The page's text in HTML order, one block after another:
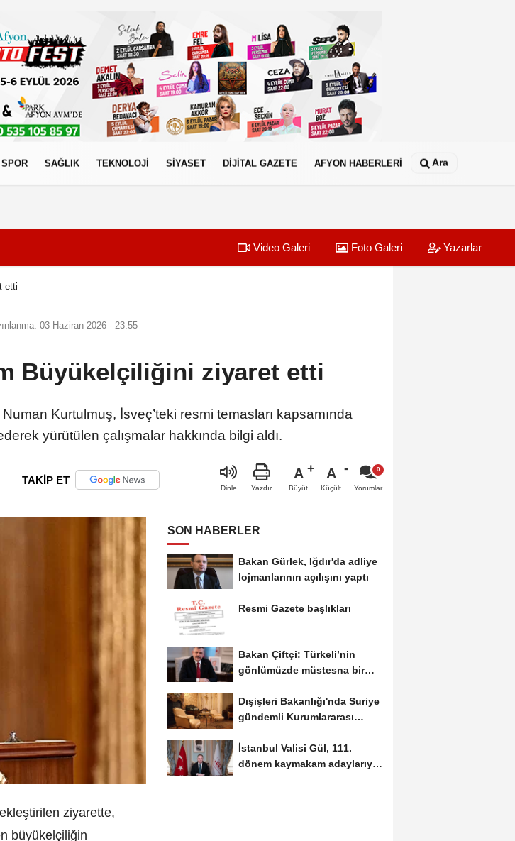
SPOR SAĞLIK TEKNOLOJİ SİYASET DİJİTAL GAZETE AFYON HABERLERİ Ara
Video Galeri Foto Galeri Yazarlar
etti
03 Haziran 2026 - 23:55
Büyükelçiliğini ziyaret etti
Kurtulmuş, İsveç’teki resmi temasları kapsamında
yürütülen çalışmalar hakkında bilgi aldı.
TAKİP ET
Dinle Yazdır
A
Büyüt
A
Küçült Yorumlar
ziyarette,
büyükelçiliğin
SON HABERLER
Bakan Gürlek, Iğdır'da adliye
lojmanlarının açılışını yaptı
Resmi Gazete başlıkları
Bakan Çiftçi: Türkeli’nin
gönlümüzde müstesna bir
Dışişleri Bakanlığı'nda Suriye
gündemli Kurumlararası
İstanbul Valisi Gül, 111.
dönem kaymakam adaylarıyla